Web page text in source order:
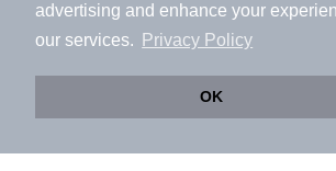
advertising and enhance your
our services.
Privacy Policy
OK
アプリに切り替えて、サクサクお部屋
会員登録なしですぐ使える。マップ検索や
飾磨駅 バス9分 歩2分 （山電
亀山駅 歩 12
姫路駅 バス12
兵庫県姫路市飾磨区上野田
5階建 / 6年11ヶ月 / RC